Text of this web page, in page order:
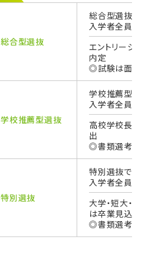
総合型選抜
総合型選抜で
入学者全員対
エントリーシ
内定
◎試験は面接
学校推薦型選抜
学校推薦型選
入学者全員対
高校学校長の
出
◎書類選考、
特別選抜
特別選抜で受
入学者全員対
大学・短大・
は卒業見込
◎書類選考、